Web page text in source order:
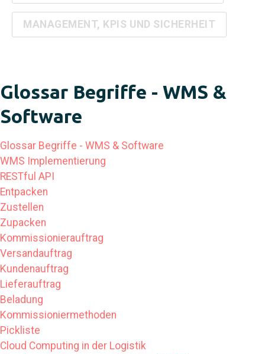
MANAGEMENT, KPIS UND SICHERHEIT
Glossar Begriffe - WMS &
Software
Glossar Begriffe - WMS & Software
WMS Implementierung
RESTful API
Entpacken
Zustellen
Zupacken
Kommissionierauftrag
Versandauftrag
Kundenauftrag
Lieferauftrag
Beladung
Kommissioniermethoden
Pickliste
Cloud Computing in der Logistik